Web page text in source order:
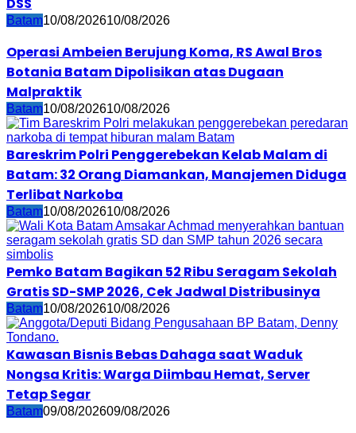
Batam10/08/202610/08/2026
Operasi Ambeien Berujung Koma, RS Awal Bros
Botania Batam Dipolisikan atas Dugaan
Malpraktik
Batam10/08/202610/08/2026
Bareskrim Polri Penggerebekan Kelab Malam di
Batam: 32 Orang Diamankan, Manajemen Diduga
Terlibat Narkoba
Batam10/08/202610/08/2026
Pemko Batam Bagikan 52 Ribu Seragam Sekolah
Gratis SD-SMP 2026, Cek Jadwal Distribusinya
Batam10/08/202610/08/2026
Kawasan Bisnis Bebas Dahaga saat Waduk
Nongsa Kritis: Warga Diimbau Hemat, Server
Tetap Segar
Batam09/08/202609/08/2026